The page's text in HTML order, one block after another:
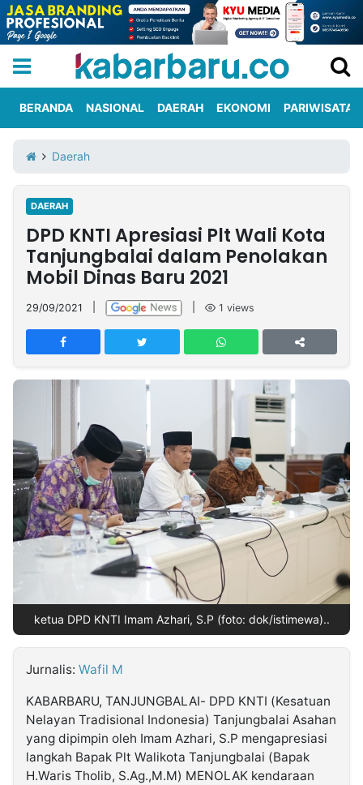
Iklan
Berita
Kami
Nasional
International
Olahraga
Entertainment
Daerah
Pariwisata
Kuliner
Kolom
Network
PT
TREETAN
INDONESIA
Partner
Insight
NTB
Suara
Time
Lens
IDN
Daily
Jogja
Jalan
Rakyat
Idealita
News
Kita
Notice
Radar
Baru
Seedbacklink
Follow
Kabarbaru
Kabarbaru.co
BERANDA NASIONAL DAERAH EKONOMI PARIWISATA
Daerah
DAERAH
DPD KNTI Apresiasi Plt Wali Kota
Tanjungbalai dalam Penolakan
Mobil Dinas Baru 2021
29/09/2021 1 views
ketua DPD KNTI Imam Azhari, S.P (foto: dok/istimewa)..
Jurnalis: Wafil M
KABARBARU, TANJUNGBALAI- DPD KNTI (Kesatuan
Nelayan Tradisional Indonesia) Tanjungbalai Asahan
yang dipimpin oleh Imam Azhari, S.P mengapresiasi
langkah Bapak Plt Walikota Tanjungbalai (Bapak
H.Waris Tholib, S.Ag.,M.M) MENOLAK kendaraan